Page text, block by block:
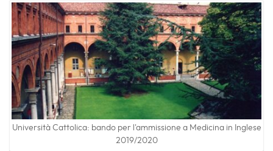
Università Cattolica: bando per l'ammissione a Medicina in Inglese
2019/2020